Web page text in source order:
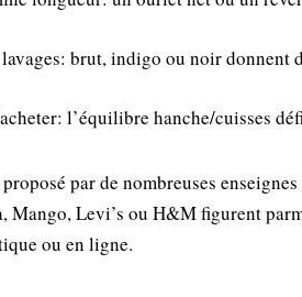
brut, indigo ou noir donnent
l’équilibre hanche/cuisses
par de nombreuses
Mango, Levi’s ou H&M figurent
ou en ligne.